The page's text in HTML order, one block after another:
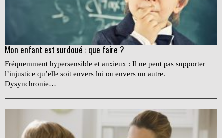
Mon enfant est surdoué : que faire ?
Fréquemment hypersensible et anxieux : Il ne peut pas supporter
l’injustice qu’elle soit envers lui ou envers un autre.
Dysynchronie…